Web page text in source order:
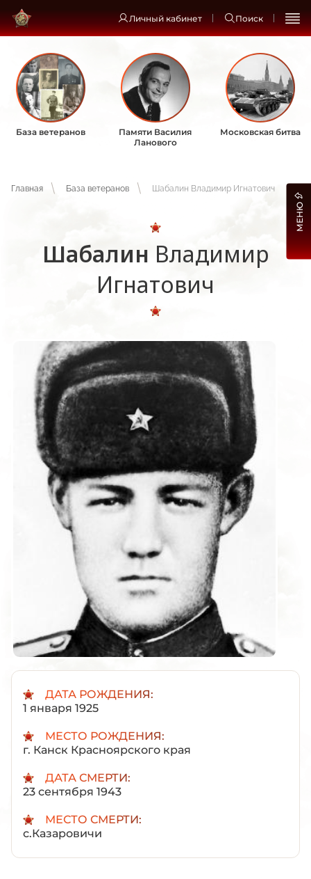
Личный кабинет Поиск
База ветеранов
Памяти Василия
Ланового
Московская битва
Главная База ветеранов Шабалин Владимир Игнатович
Шабалин Владимир
Игнатович
ДАТА РОЖДЕНИЯ:
1 января 1925
МЕСТО РОЖДЕНИЯ:
г. Канск Красноярского края
ДАТА СМЕРТИ:
23 сентября 1943
МЕСТО СМЕРТИ:
с.Казаровичи
МЕНЮ